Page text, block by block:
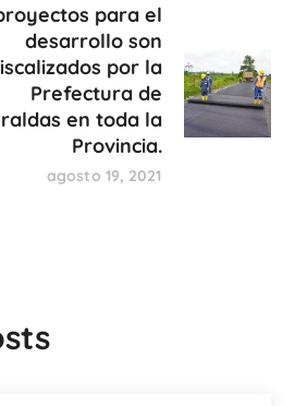
para el
desarrollo son
por la
Prefectura de
en toda la
Provincia.
agosto 19, 2021